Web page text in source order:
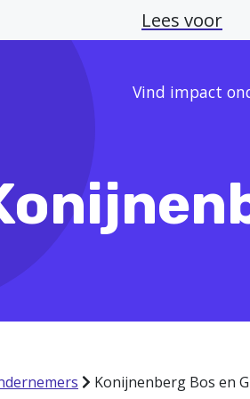
Lees voor
Vind impact
Konijnenberg Bos en